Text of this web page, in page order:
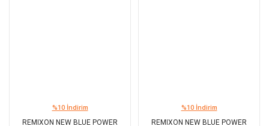
%10 İndirim
REMIXON NEW BLUE POWER
%10 İndirim
REMIXON NEW BLUE POWER